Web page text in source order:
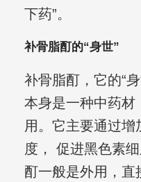
下药”。
补骨脂酊的“身世”
补骨脂酊，它的“
本身是一种中药材
用。它主要通过
度， 促进黑色素
酊一般是外用，直